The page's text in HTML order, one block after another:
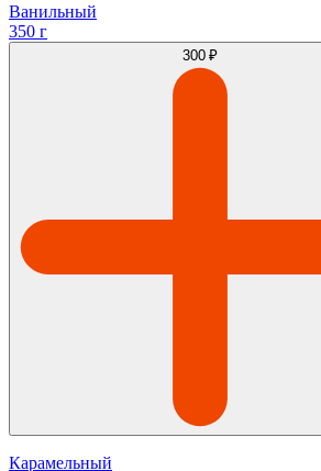
Ванильный
350 г
300 ₽
Карамельный